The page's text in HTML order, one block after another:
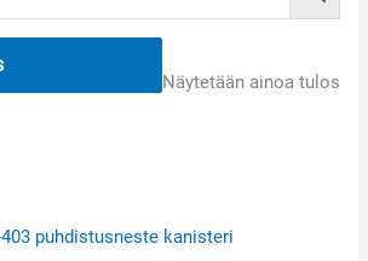
Näytetään ainoa tulos